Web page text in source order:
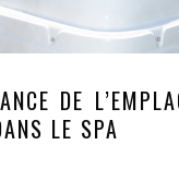
DE
LE SPA